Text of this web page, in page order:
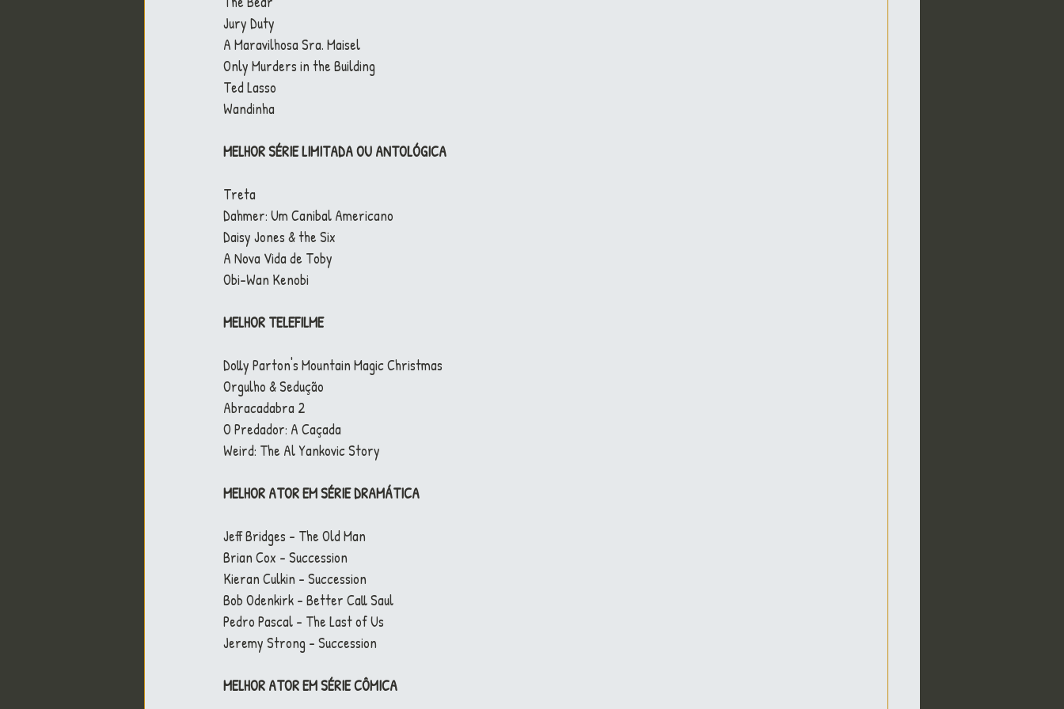
Jury Duty
A Maravilhosa Sra. Maisel
Only Murders in the Building
Ted Lasso
Wandinha
MELHOR SÉRIE LIMITADA OU ANTOLÓGICA
Treta
Dahmer: Um Canibal Americano
Daisy Jones & the Six
A Nova Vida de Toby
Obi-Wan Kenobi
MELHOR TELEFILME
Dolly Parton's Mountain Magic Christmas
Orgulho & Sedução
Abracadabra 2
O Predador: A Caçada
Weird: The Al Yankovic Story
MELHOR ATOR EM SÉRIE DRAMÁTICA
Jeff Bridges - The Old Man
Brian Cox - Succession
Kieran Culkin - Succession
Bob Odenkirk - Better Call Saul
Pedro Pascal - The Last of Us
Jeremy Strong - Succession
MELHOR ATOR EM SÉRIE CÔMICA